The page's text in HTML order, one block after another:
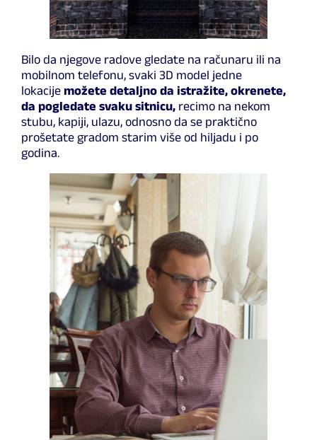
Bilo da njegove radove gledate na računaru ili na
mobilnom telefonu, svaki 3D model jedne
lokacije možete detaljno da istražite, okrenete,
da pogledate svaku sitnicu, recimo na nekom
stubu, kapiji, ulazu, odnosno da se praktično
prošetate gradom starim više od hiljadu i po
godina.